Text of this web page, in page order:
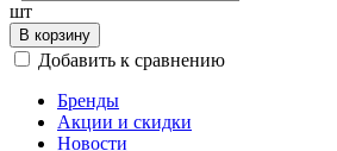
шт
В корзину
Добавить к сравнению
Бренды
Акции и скидки
Новости